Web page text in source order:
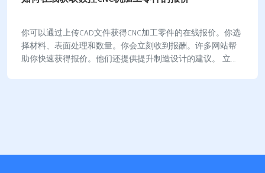
你可以通过上传CAD文件获得CNC加工零件的在线报价。你选
择材料、表面处理和数量。你会立刻收到报酬。许多网站帮
助你快速获得报价。他们还提供提升制造设计的建议。 立科